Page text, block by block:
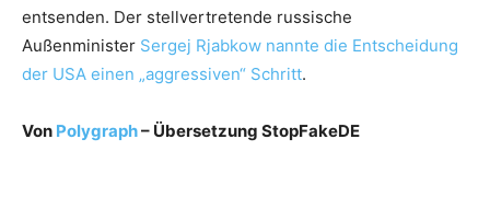
entsenden. Der stellvertretende russische
Außenminister Sergej Rjabkow nannte die Entscheidung
der USA einen „aggressiven“ Schritt.
Von Polygraph– Übersetzung StopFakeDE